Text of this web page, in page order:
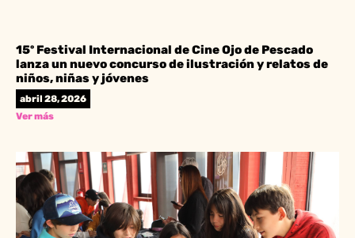
15º Festival Internacional de Cine Ojo de Pescado
lanza un nuevo concurso de ilustración y relatos de
niños, niñas y jóvenes
abril 28, 2026
Ver más